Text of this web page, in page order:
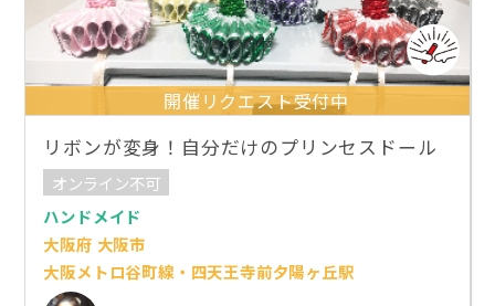
開催リクエスト受付中
リボンが変身！自分だけのプリンセスドール
オンライン不可
ハンドメイド
大阪府 大阪市
大阪メトロ谷町線・四天王寺前夕陽ヶ丘駅